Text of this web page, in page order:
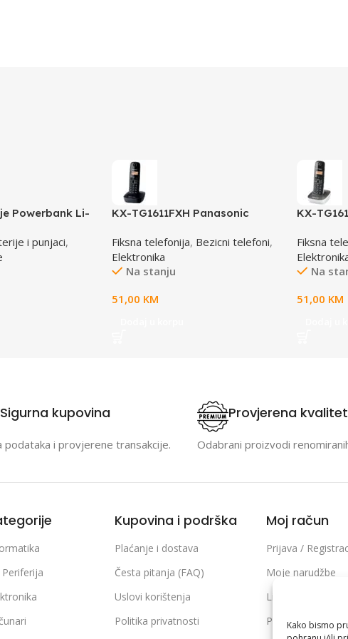
Kako bismo
Powerbank Li-
i punjaci,
KX-TG1611FXH Panasonic
Fiksna telefonija, Bezicni telefoni,
Elektronika
Na stanju
51,00 KM
KX-
Fiksna
Na
51,00 KM
Sigurna kupovina
podataka i provjerene transakcije.
Provjerena
Odabrani proizvodi
Periferija
Kupovina i podrška
Plaćanje i dostava
Česta pitanja (FAQ)
Uslovi korištenja
Politika privatnosti
Moj račun
Prijava /
Moje narudžbe
Lista želja
Poređenje